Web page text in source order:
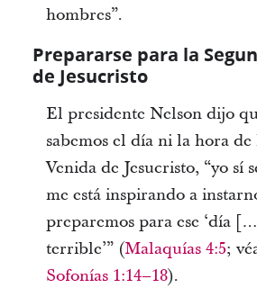
hombres”.
Prepararse para la
de Jesucristo
El presidente Nelson dijo
sabemos el día ni la hora
Venida de Jesucristo, “yo sí
me está inspirando a
preparemos para ese ‘día
terrible’” (Malaquías 4:5;
Sofonías 1:14–18).